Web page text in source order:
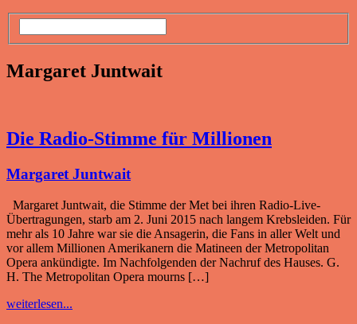
Margaret Juntwait
Die Radio-Stimme für Millionen
Margaret Juntwait
Margaret Juntwait, die Stimme der Met bei ihren Radio-Live-
Übertragungen, starb am 2. Juni 2015 nach langem Krebsleiden. Für
mehr als 10 Jahre war sie die Ansagerin, die Fans in aller Welt und
vor allem Millionen Amerikanern die Matineen der Metropolitan
Opera ankündigte. Im Nachfolgenden der Nachruf des Hauses. G.
H. The Metropolitan Opera mourns […]
weiterlesen...